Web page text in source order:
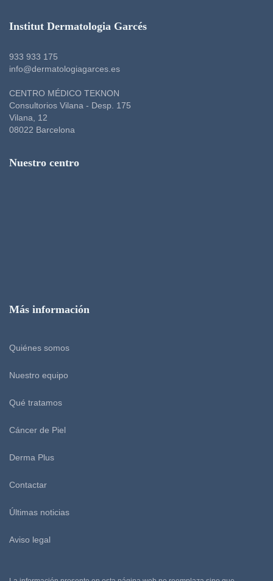
Institut Dermatologia Garcés
933 933 175
info@dermatologiagarces.es
CENTRO MÉDICO TEKNON
Consultorios Vilana - Desp. 175
Vilana, 12
08022 Barcelona
Nuestro centro
Más información
Quiénes somos
Nuestro equipo
Qué tratamos
Cáncer de Piel
Derma Plus
Contactar
Últimas noticias
Aviso legal